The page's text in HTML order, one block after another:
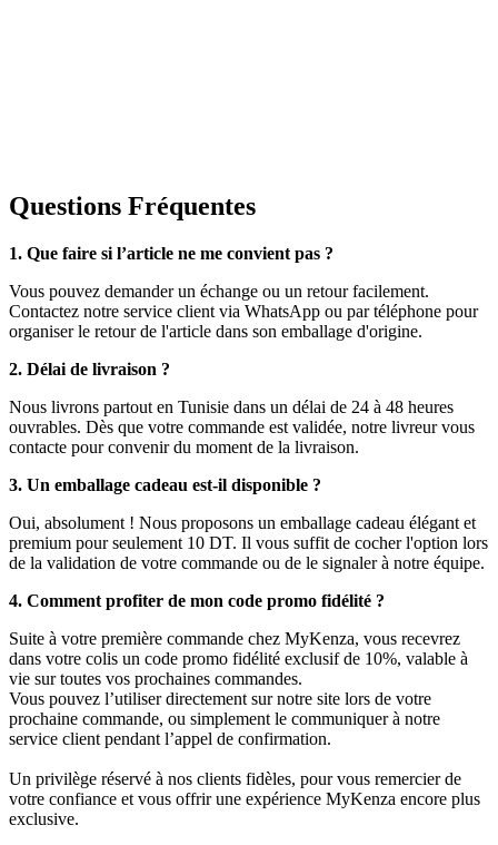
Questions Fréquentes
1. Que faire si l’article ne me convient pas ?
Vous pouvez demander un échange ou un retour facilement.
Contactez notre service client via WhatsApp ou par téléphone pour
organiser le retour de l'article dans son emballage d'origine.
2. Délai de livraison ?
Nous livrons partout en Tunisie dans un délai de 24 à 48 heures
ouvrables. Dès que votre commande est validée, notre livreur vous
contacte pour convenir du moment de la livraison.
3. Un emballage cadeau est-il disponible ?
Oui, absolument ! Nous proposons un emballage cadeau élégant et
premium pour seulement 10 DT. Il vous suffit de cocher l'option lors
de la validation de votre commande ou de le signaler à notre équipe.
4. Comment profiter de mon code promo fidélité ?
Suite à votre première commande chez MyKenza, vous recevrez
dans votre colis un code promo fidélité exclusif de 10%, valable à
vie sur toutes vos prochaines commandes.
Vous pouvez l’utiliser directement sur notre site lors de votre
prochaine commande, ou simplement le communiquer à notre
service client pendant l’appel de confirmation.
Un privilège réservé à nos clients fidèles, pour vous remercier de
votre confiance et vous offrir une expérience MyKenza encore plus
exclusive.